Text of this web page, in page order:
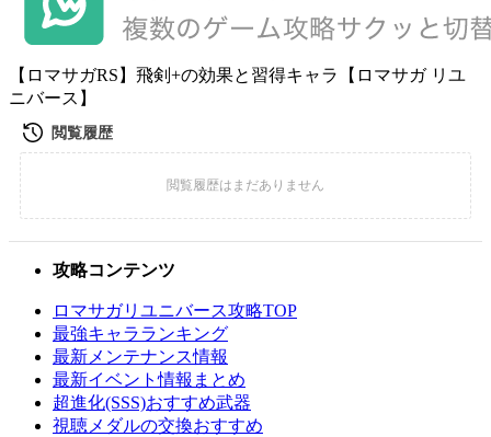
【ロマサガRS】飛剣+の効果と習得キャラ【ロマサガ リユ
ニバース】
攻略コンテンツ
ロマサガリユニバース攻略TOP
最強キャラランキング
最新メンテナンス情報
最新イベント情報まとめ
超進化(SSS)おすすめ武器
視聴メダルの交換おすすめ